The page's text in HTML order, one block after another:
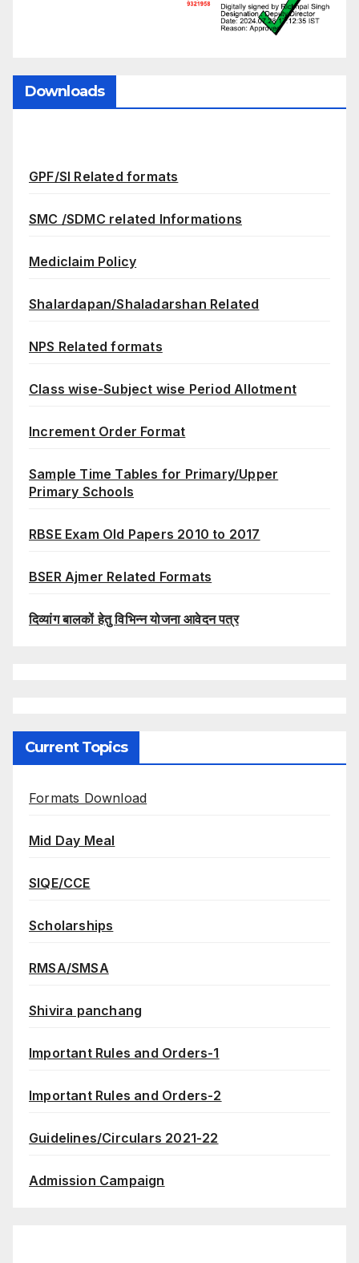
Downloads
GPF/SI Related formats
SMC /SDMC related Informations
Mediclaim Policy
Shalardapan/Shaladarshan Related
NPS Related formats
Class wise-Subject wise Period Allotment
Increment Order Format
Sample Time Tables for Primary/Upper
Primary Schools
RBSE Exam Old Papers 2010 to 2017
BSER Ajmer Related Formats
दिव्यांग बालकों हेतु विभिन्न योजना आवेदन पत्र
Current Topics
Formats Download
Mid Day Meal
SIQE/CCE
Scholarships
RMSA/SMSA
Shivira panchang
Important Rules and Orders-1
Important Rules and Orders-2
Guidelines/Circulars 2021-22
Admission Campaign